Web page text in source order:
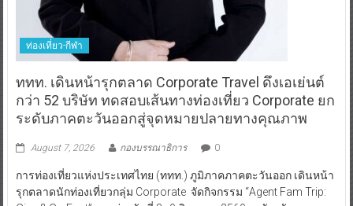
ท่องเที่ยว-กีฬา
ททท. เดินหน้ารุกตลาด Corporate Travel ดึงเอเย่นต์
กว่า 52 บริษัท ทดสอบเส้นทางท่องเที่ยว Corporate ยก
ระดับภาคตะวันออกสู่จุดหมายปลายทางคุณภาพ
August 7, 2026 กองบรรณาธิการ 0
การท่องเที่ยวแห่งประเทศไทย (ททท.) ภูมิภาคภาคตะวันออก เดินหน้า
รุกตลาดนักท่องเที่ยวกลุ่ม Corporate จัดกิจกรรม “Agent Fam Trip: